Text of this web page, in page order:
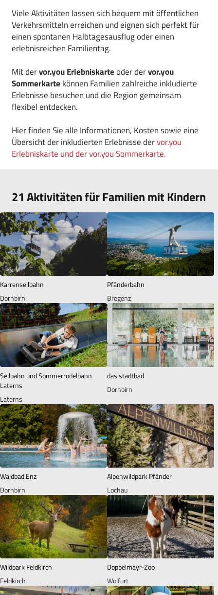
Viele Aktivitäten lassen sich bequem mit öffentlichen
Verkehrsmitteln erreichen und eignen sich perfekt für
einen spontanen Halbtagesausflug oder einen
erlebnisreichen Familientag.
Mit dervor.you Erlebniskarteoder dervor.you
Sommerkarte können Familien zahlreiche inkludierte
Erlebnisse besuchen und die Region gemeinsam
flexibel entdecken.
Hier finden Sie alle Informationen, Kosten sowie eine
Übersicht der inkludierten Erlebnisse dervor.you
Erlebniskarte und der vor.you Sommerkarte.
21 Aktivitäten für Familien mit Kindern
Karrenseilbahn
Dornbirn
Pfänderbahn
Bregenz
Seilbahn und Sommerrodelbahn
Laterns
Laterns
das stadtbad
Dornbirn
Waldbad Enz
Dornbirn
Alpenwildpark Pfänder
Lochau
Wildpark Feldkirch
Feldkirch
Doppelmayr-Zoo
Wolfurt